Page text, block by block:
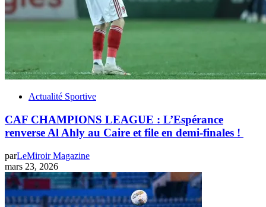
Actualité Sportive
CAF CHAMPIONS LEAGUE : L’Espérance
renverse Al Ahly au Caire et file en demi-finales !
parLeMiroir Magazine
mars 23, 2026